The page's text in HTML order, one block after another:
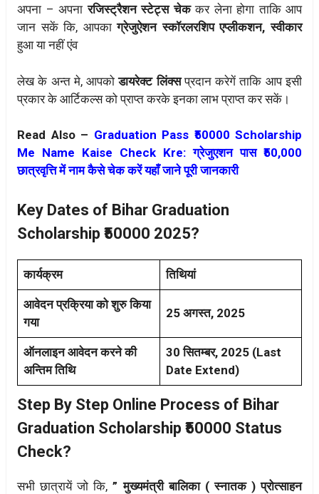
अपना – अपनारजिस्ट्रैशन स्टेट्स चेककर लेना होगा ताकि आप
जान सकें कि, आपकाग्रेजुऐशन स्कॉरलरशिप एप्लीकशन, स्वीकार
हुआ या नहीं एंव
लेख के अन्त मे, आपको डायरेक्ट लिंक्सप्रदान करेगें ताकि आप इसी
प्रकार के आर्टिकल्स को प्राप्त करके इनका लाभ प्राप्त कर सकें।
Read Also – Graduation Pass ₹50000 Scholarship
Me Name Kaise Check Kre: ग्रेजुएशन पास ₹50,000
छात्रवृत्ति में नाम कैसे चेक करें यहाँ जाने पूरी जानकारी
Key Dates of Bihar Graduation
Scholarship ₹50000 2025?
कार्यक्रम तिथियां
आवेदन प्रक्रिया को शुरु किया
गया
25 अगस्त, 2025
ऑनलाइन आवेदन करने की
अन्तिम तिथि
30 सितम्बर, 2025 (Last
Date Extend)
Step By Step Online Process of Bihar
Graduation Scholarship ₹50000 Status
Check?
सभी छात्रायें जो कि,” मुख्यमंत्री बालिका ( स्नातक ) प्रोत्साहन